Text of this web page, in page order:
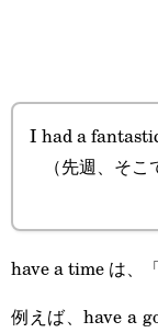
I had a
（先週、そ
have a time は、
例えば、have a